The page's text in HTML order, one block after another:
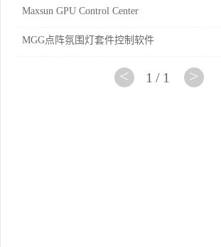
Maxsun GPU Control Center
MGG点阵氛围灯套件控制软件
< 1/1 >